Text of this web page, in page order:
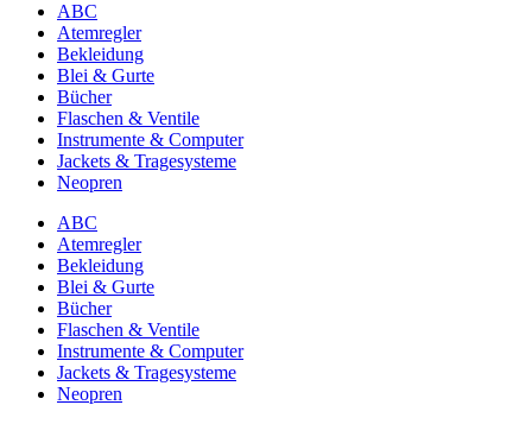
ABC
Atemregler
Bekleidung
Blei & Gurte
Bücher
Flaschen & Ventile
Instrumente & Computer
Jackets & Tragesysteme
Neopren
ABC
Atemregler
Bekleidung
Blei & Gurte
Bücher
Flaschen & Ventile
Instrumente & Computer
Jackets & Tragesysteme
Neopren